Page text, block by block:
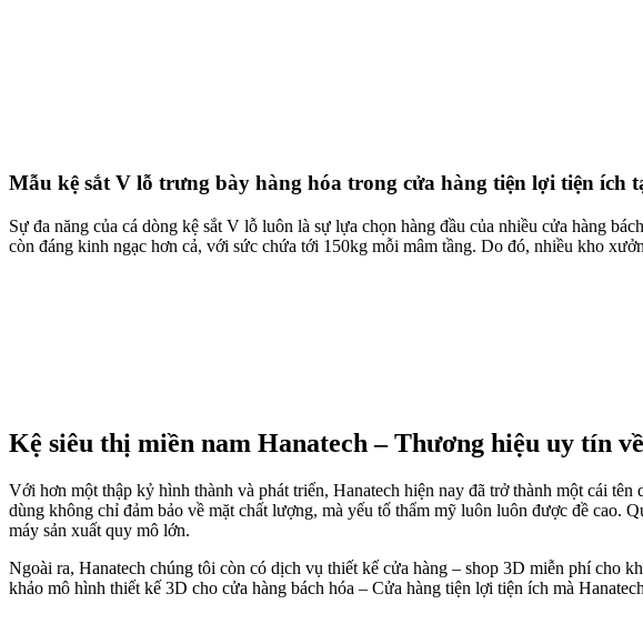
Mẫu kệ sắt V lỗ trưng bày hàng hóa trong cửa hàng tiện lợi tiện ích
Sự đa năng của cá dòng kệ sắt V lỗ luôn là sự lựa chọn hàng đầu của nhiều cửa hàng
còn đáng kinh ngạc hơn cả, với sức chứa tới 150kg mỗi mâm tầng. Do đó, nhiều kho
Kệ siêu thị miền nam Hanatech – Thương hiệu uy tín
Với hơn một thập kỷ hình thành và phát triển, Hanatech hiện nay đã trở thành một cái
dùng không chỉ đảm bảo về mặt chất lượng, mà yếu tố thẩm mỹ luôn luôn được đề cao.
máy sản xuất quy mô lớn.
Ngoài ra, Hanatech chúng tôi còn có dịch vụ thiết kế cửa hàng – shop 3D miễn phí cho
khảo mô hình thiết kế 3D cho cửa hàng bách hóa – Cửa hàng tiện lợi tiện ích mà